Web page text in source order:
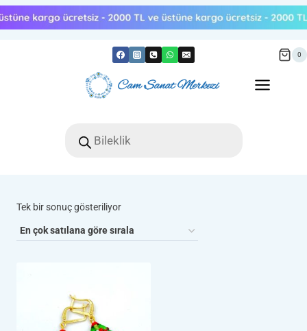
Skip
to
0
search
Tek bir sonuç gösteriliyor